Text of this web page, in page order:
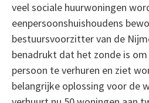
veel sociale huurwoningen
eenpersoonshuishoudens
bestuursvoorzitter van de
benadrukt dat het zonde is om
persoon te verhuren en ziet
belangrijke oplossing voor de